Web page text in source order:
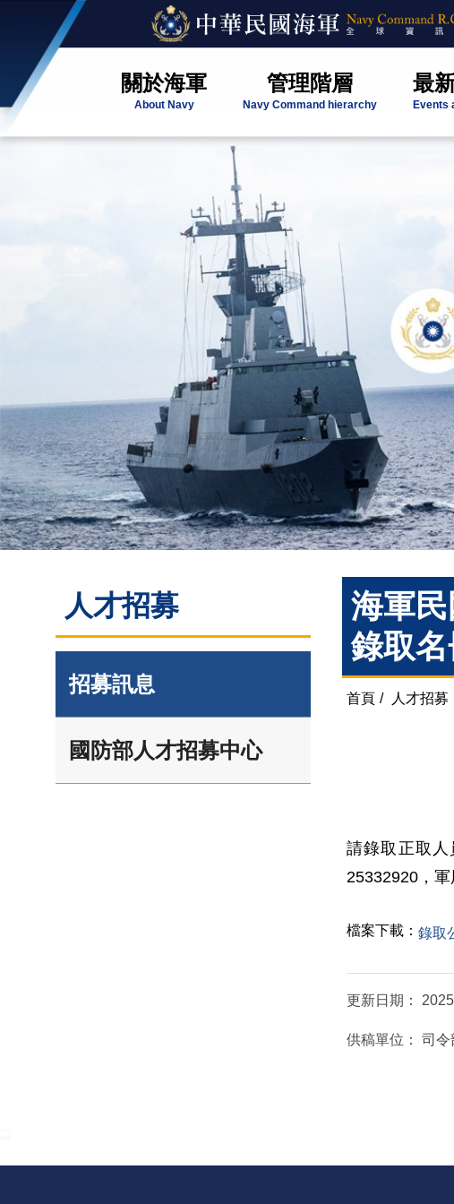
關於海軍
About Navy
管理階層
Navy Command hierarchy
最
Events
人才招募
招募訊息
國防部人才招募中心
海軍
錄取
首頁 / 人才招募
請錄取正取
25332920，軍
檔案下載： 錄取
更新日期：
供稿單位： 司令